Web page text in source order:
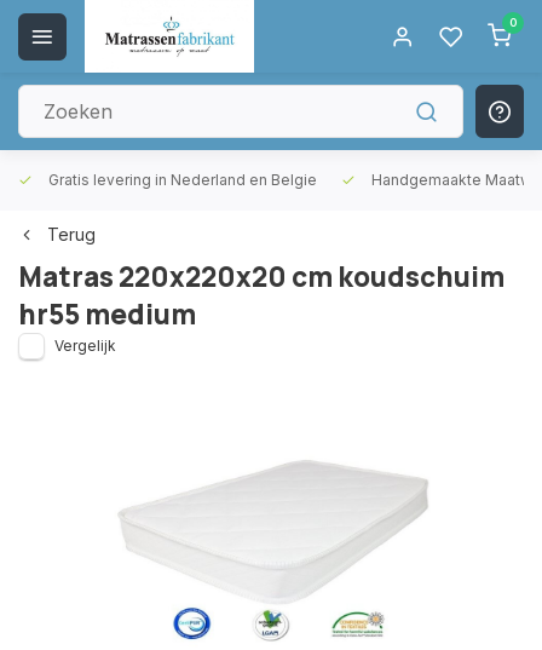
0
Gratis levering in Nederland en Belgie Handgemaakte
Terug
Matras 220x220x20 cm koudschuim
hr55 medium
Vergelijk